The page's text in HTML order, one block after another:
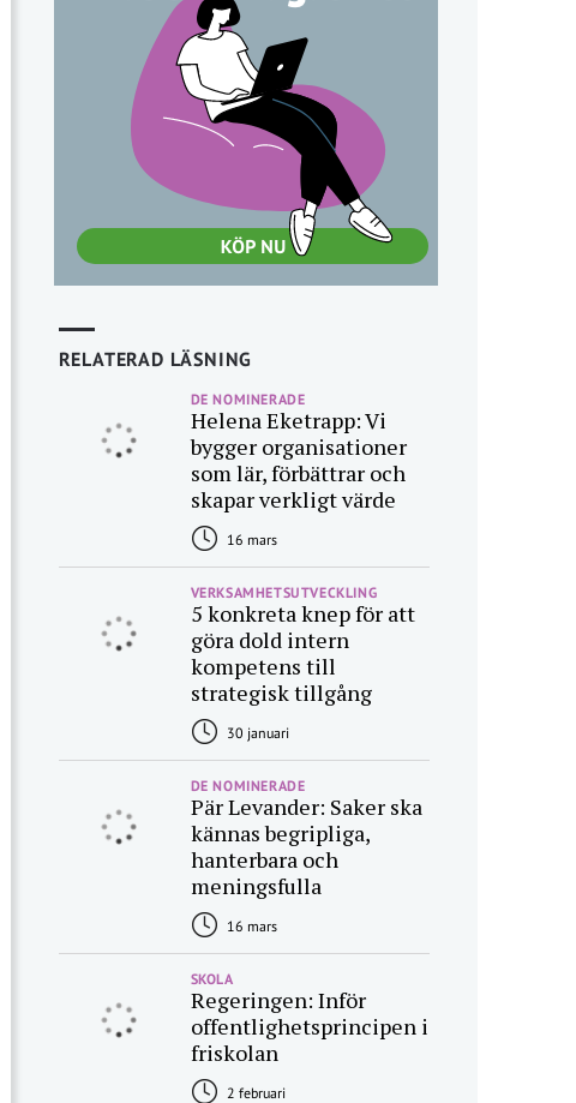
RELATERAD LÄSNING
DE NOMINERADE
Helena Eketrapp: Vi
bygger organisationer
som lär, förbättrar och
skapar verkligt värde
16 mars
VERKSAMHETSUTVECKLING
5 konkreta knep för att
göra dold intern
kompetens till
strategisk tillgång
30 januari
DE NOMINERADE
Pär Levander: Saker ska
kännas begripliga,
hanterbara och
meningsfulla
16 mars
SKOLA
Regeringen: Inför
offentlighetsprincipen i
friskolan
2 februari